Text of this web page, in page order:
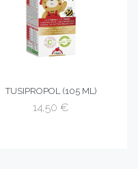
TUSIPROPOL (105 ML)
14,50 €